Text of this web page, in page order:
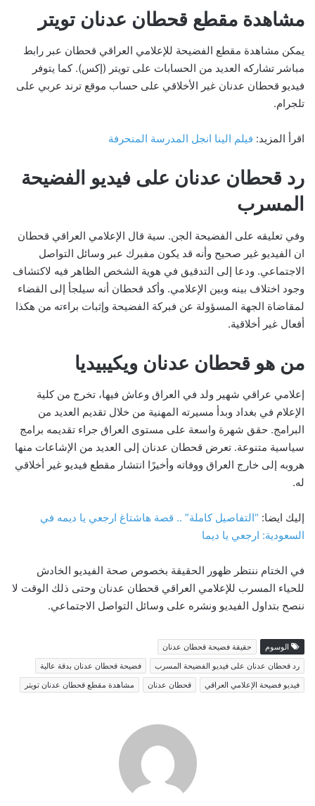
مشاهدة مقطع قحطان عدنان تويتر
يمكن مشاهدة مقطع الفضيحة للإعلامي العراقي قحطان عبر رابط
مباشر تشاركه العديد من الحسابات على تويتر (إكس). كما يتوفر
فيديو قحطان عدنان غير الأخلاقي على حساب موقع ترند عربي على
تلجرام.
اقرأ المزيد: فيلم الينا انجل المدرسة المنحرفة
رد قحطان عدنان على فيديو الفضيحة
المسرب
وفي تعليقه على الفضيحة الجن. سية قال الإعلامي العراقي قحطان
ان الفيديو غير صحيح وأنه قد يكون مفبرك عبر وسائل التواصل
الاجتماعي. ودعا إلى التدقيق في هوية الشخص الظاهر فيه لاكتشاف
وجود اختلاف بينه وبين الإعلامي. وأكد قحطان أنه سيلجأ إلى القضاء
لمقاضاة الجهة المسؤولة عن فبركة الفضيحة وإثبات براءته من هكذا
أفعال غير أخلاقية.
من هو قحطان عدنان ويكيبيديا
إعلامي عراقي شهير ولد في العراق وعاش فيها، تخرج من كلية
الإعلام في بغداد وبدأ مسيرته المهنية من خلال تقديم العديد من
البرامج. حقق شهرة واسعة على مستوى العراق جراء تقديمه برامج
سياسية متنوعة. تعرض قحطان عدنان إلى العديد من الإشاعات منها
هروبه إلى خارج العراق ووفاته وأخيرًا انتشار مقطع فيديو غير أخلاقي
له.
إليك ايضا: “التفاصيل كاملة” .. قصة هاشتاغ ارجعي يا ديمه في
السعودية: ارجعي يا ديما
في الختام ننتظر ظهور الحقيقة بخصوص صحة الفيديو الخادش
للحياء المسرب للإعلامي العراقي قحطان عدنان وحتى ذلك الوقت لا
ننصح بتداول الفيديو ونشره على وسائل التواصل الاجتماعي.
الوسوم
حقيقة فضيحة قحطان عدنان
رد قحطان عدنان على فيديو الفضيحة المسرب
فضيحة قحطان عدنان بدقة عالية
فيديو فضيحة الإعلامي العراقي
قحطان عدنان مشاهدة مقطع قحطان عدنان تويتر